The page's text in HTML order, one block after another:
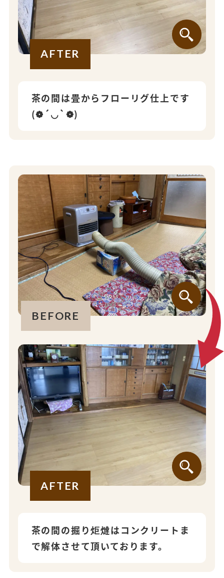
AFTER
茶の間は畳からフローリグ仕上です
(❁´◡`❁)
BEFORE
AFTER
茶の間の掘り炬燵はコンクリートま
で解体させて頂いております。